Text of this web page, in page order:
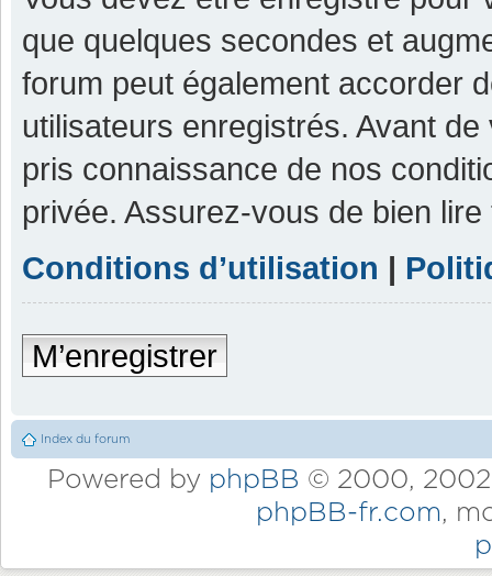
que quelques secondes et
forum peut également accorder
utilisateurs enregistrés. Avant
pris connaissance de nos
privée. Assurez-vous de bien
Conditions d’utilisation |
M’enregistrer
Index du forum
Powered by phpBB © 2000,
phpBB-fr.com,